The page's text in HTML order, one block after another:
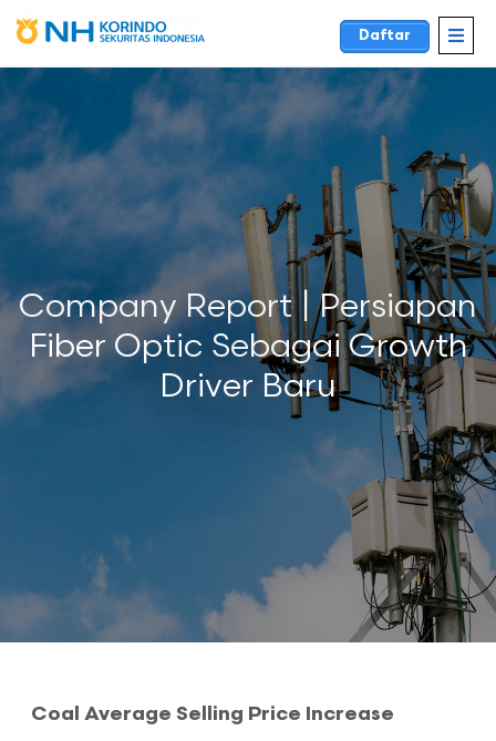
Daftar
Company Report | Persiapan
Fiber Optic Sebagai Growth
Driver Baru
Coal Average Selling Price Increase